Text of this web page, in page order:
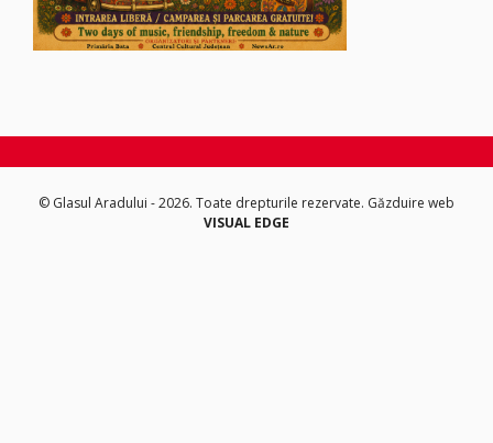
© Glasul Aradului - 2026. Toate drepturile rezervate. Găzduire web
VISUAL EDGE